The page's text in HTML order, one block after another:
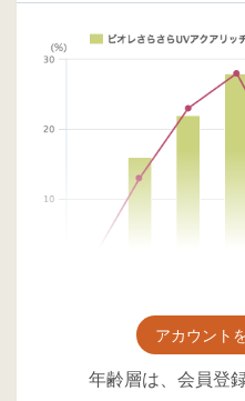
アカウント
年齢層は、会員登